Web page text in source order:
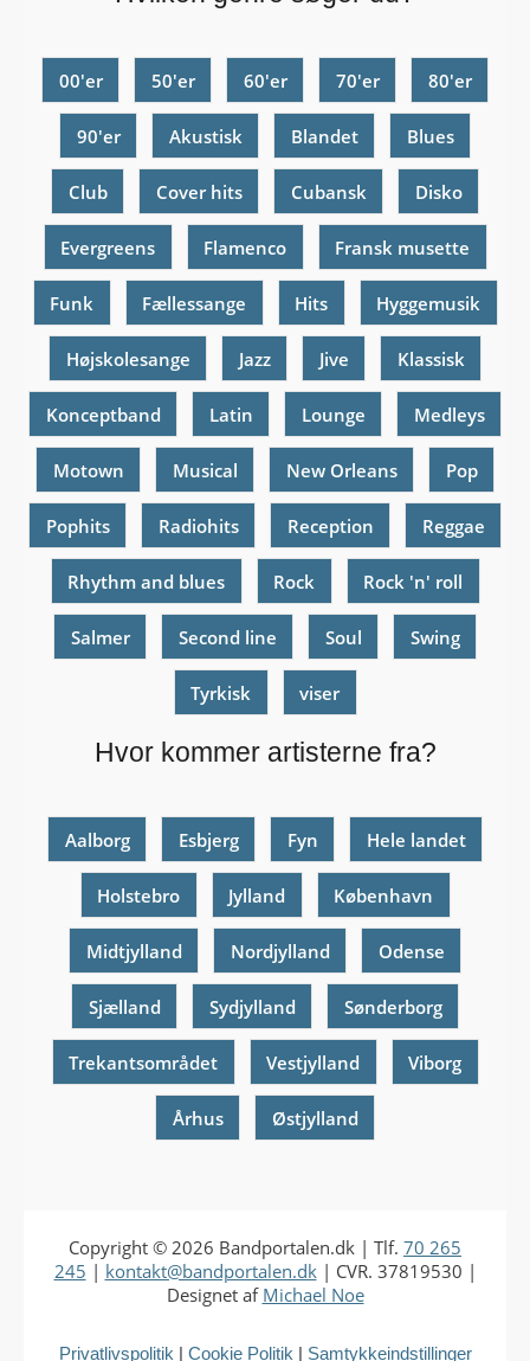
00'er 50'er 60'er 70'er 80'er
90'er Akustisk Blandet Blues
Club Cover hits Cubansk Disko
Evergreens Flamenco Fransk musette
Funk Fællessange Hits Hyggemusik
Højskolesange Jazz Jive Klassisk
Konceptband Latin Lounge Medleys
Motown Musical New Orleans Pop
Pophits Radiohits Reception Reggae
Rhythm and blues Rock Rock 'n' roll
Salmer Second line Soul Swing
Tyrkisk viser
Hvor kommer artisterne fra?
Aalborg Esbjerg Fyn Hele landet
Holstebro Jylland København
Midtjylland Nordjylland Odense
Sjælland Sydjylland Sønderborg
Trekantsområdet Vestjylland Viborg
Århus Østjylland
Copyright © 2026 Bandportalen.dk | Tlf. 70 265
245 | kontakt@bandportalen.dk| CVR. 37819530 |
Designet af Michael Noe
Privatlivspolitik Cookie Politik Samtykkeindstillinger